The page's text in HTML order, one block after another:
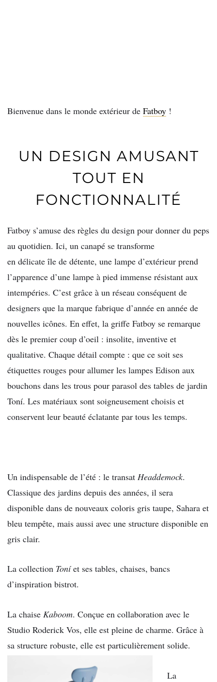
Bienvenue dans le monde extérieur de Fatboy !
UN DESIGN AMUSANT
TOUT EN
FONCTIONNALITÉ
Fatboy s’amuse des règles du design pour donner du peps
au quotidien. Ici, un canapé se transforme
en délicate île de détente, une lampe d’extérieur prend
l’apparence d’une lampe à pied immense résistant aux
intempéries. C’est grâce à un réseau conséquent de
designers que la marque fabrique d’année en année de
nouvelles icônes. En effet, la griffe Fatboy se remarque
dès le premier coup d’oeil : insolite, inventive et
qualitative. Chaque détail compte : que ce soit ses
étiquettes rouges pour allumer les lampes Edison aux
bouchons dans les trous pour parasol des tables de jardin
Toní. Les matériaux sont soigneusement choisis et
conservent leur beauté éclatante par tous les temps.
Un indispensable de l’été : le transat Headdemock.
Classique des jardins depuis des années, il sera
disponible dans de nouveaux coloris gris taupe, Sahara et
bleu tempête, mais aussi avec une structure disponible en
gris clair.
La collection Toníet ses tables, chaises, bancs
d’inspiration bistrot.
La chaise Kaboom. Conçue en collaboration avec le
Studio Roderick Vos, elle est pleine de charme. Grâce à
sa structure robuste, elle est particulièrement solide.
La